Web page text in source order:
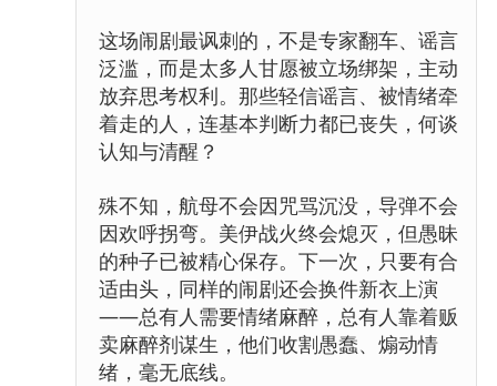
这场闹剧最讽刺的，不是专家翻车、谣言
泛滥，而是太多人甘愿被立场绑架，主动
放弃思考权利。那些轻信谣言、被情绪牵
着走的人，连基本判断力都已丧失，何谈
认知与清醒？
殊不知，航母不会因咒骂沉没，导弹不会
因欢呼拐弯。美伊战火终会熄灭，但愚昧
的种子已被精心保存。下一次，只要有合
适由头，同样的闹剧还会换件新衣上演
——总有人需要情绪麻醉，总有人靠着贩
卖麻醉剂谋生，他们收割愚蠢、煽动情
绪，毫无底线。